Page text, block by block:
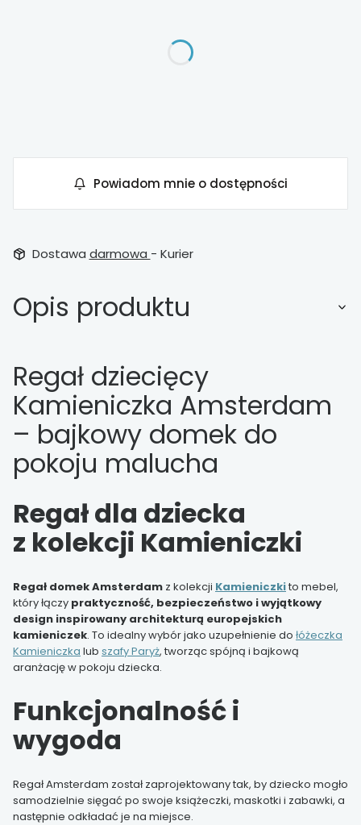
Powiadom mnie o dostępności
Dostawa darmowa - Kurier
Opis produktu
Regał dziecięcy
Kamieniczka Amsterdam
– bajkowy domek do
pokoju malucha
Regał dla dziecka
z kolekcji Kamieniczki
Regał domek Amsterdam z kolekcji Kamieniczkito mebel,
który łączy praktyczność, bezpieczeństwo i wyjątkowy
design inspirowany architekturą europejskich
kamieniczek. To idealny wybór jako uzupełnienie do łóżeczka
Kamieniczka lub szafy Paryż, tworząc spójną i bajkową
aranżację w pokoju dziecka.
Funkcjonalność i
wygoda
Regał Amsterdam został zaprojektowany tak, by dziecko mogło
samodzielnie sięgać po swoje książeczki, maskotki i zabawki, a
następnie odkładać je na miejsce.